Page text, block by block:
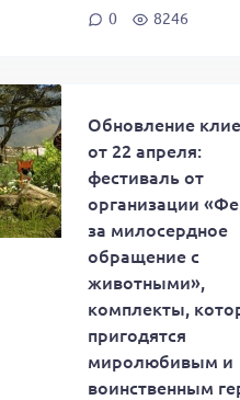
0 8246
Обновление
от 22 апреля:
фестиваль от
организации
за милосердное
обращение с
животными»,
комплекты,
пригодятся
миролюбивым и
воинственным